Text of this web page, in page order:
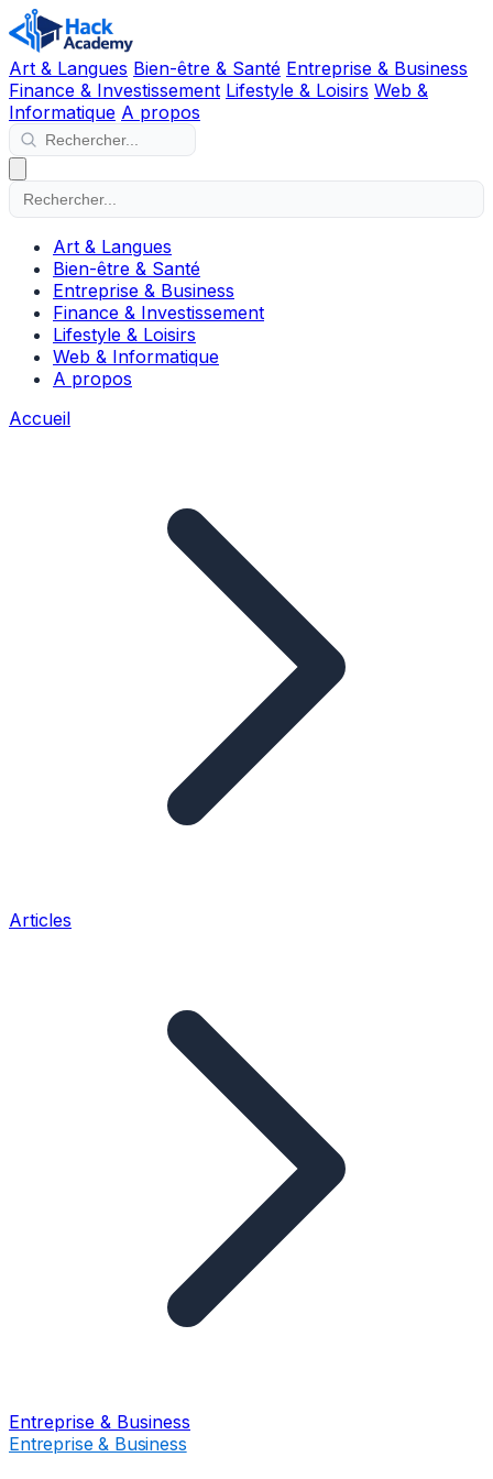
Art & Langues Bien-être & Santé Entreprise & Business
Finance & Investissement Lifestyle & Loisirs Web &
Informatique A propos
Art & Langues
Bien-être & Santé
Entreprise & Business
Finance & Investissement
Lifestyle & Loisirs
Web & Informatique
A propos
Accueil
Articles
Entreprise & Business
Entreprise & Business